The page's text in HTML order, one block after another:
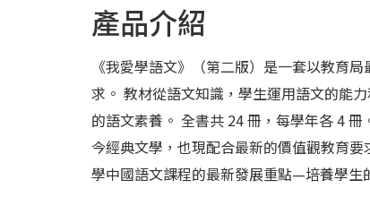
產品介紹
《我愛學語文》（第二版）是一套以教育
求。 教材從語文知識，學生運用語文的能
的語文素養。 全書共 24 冊，每學年各 4
今經典文學，也現配合最新的價值觀教育
學中國語文課程的最新發展重點—培養學生